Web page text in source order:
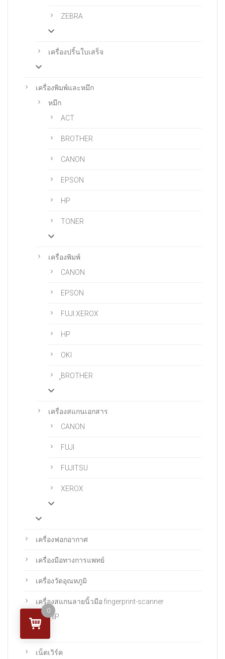
ZEBRA
เครื่องปริ้นใบเสร็จ
เครื่องพิมพ์และหมึก
หมึก
ACT
BROTHER
CANON
EPSON
HP
TONER
เครื่องพิมพ์
CANON
EPSON
FUJI XEROX
HP
OKI
ฺฺBROTHER
เครื่องสแกนเอกสาร
CANON
FUJI
FUJITSU
XEROX
เครื่องฟอกอากาศ
เครื่องมือทางการแพทย์
เครื่องวัดอุณหภูมิ
เครื่องสแกนลายนิ้วมือ fingerprint-scanner
HIP
เน็ตเวิร์ค
0